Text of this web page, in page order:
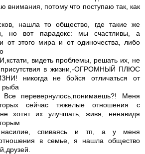
внимания, потому что поступаю так, как
нашла то общество, где такие же
но вот парадокс: мы счастливы, а
от этого мира и от одиночества, либо
видеть проблемы, решать их, не
присутствия в жизни,-ОГРОМНЫЙ ПЛЮС
никогда не бойся отличаться от
рыба
перевернулось,понимаешь?! Меня
сейчас тяжелые отношения с
хотят их улучшать, живя, ненавидя
насилие, спиваясь и тп, а у меня
в семье, я нашла общество